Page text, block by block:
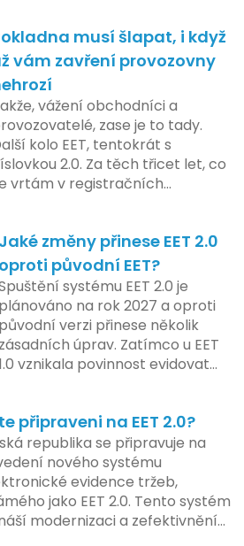
na první pololetí
následujícího roku, je zaměřena
školení a edukaci uživatelů,
přípravy materiálů a
pro zaměstnavatele a
firmy. V této fázi dojde
k oficiálnímu spuštění
pro vybrané segmenty
Třetí a konečná fáze
integraci systému EET 2.0 do
praxe, s povinností prodejců
se do nového systému,
včetně zvýšeného dohledu nad
dodržováním pravidel.
republice. Povinnost uvést
číslo se týká všech
registrovaných domén, a
může ovlivnit stávající
domén při aktualizaci
údajů.
musí šlapat, i když
vám zavření provozovny
vážení obchodníci a
zase je to tady.
kolo EET, tentokrát s
2.0. Za těch třicet let, co
vrtám v registračních
pokladen, co se občas zasekly, až
po ty nejmodernější dotykové
co umí pomalu i kafe
uvařit. A jedno vím jistě: legislativa
se mění, ale základní pravidlo
zůstává – pokladna musí šlapat
hodinky. Jinak jsou problémy.
Jaké změny přinese EET 2.0
oproti původní EET?
systému EET 2.0 je
plánováno na rok 2027 a oproti
původní verzi přinese několik
zásadních úprav. Zatímco u EET
vznikala povinnost evidovat
bezhotovostní transakci – nově
se má tato povinnost odvíjet od
podnikatelské činnosti a
interakce se
připraveni na EET 2.0?
republika se připravuje na
nového systému
evidence tržeb,
jako EET 2.0. Tento systém
modernizaci a zefektivnění